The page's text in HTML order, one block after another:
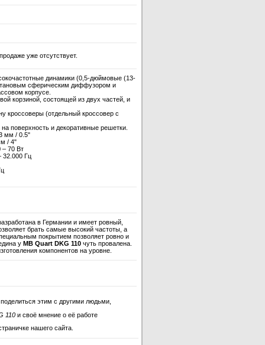
уже отсутствует.
динамики (0,5-дюймовые (13-
сферическим диффузором и
корпусе.
корзиной, состоящей из двух частей, и
кроссоверы (отдельный кроссовер с
поверхность и декоративные решетки.
мм / 0.5"
/ 4"
– 70 Вт
32.000 Гц
в Германии и имеет ровный,
брать самые высокий частоты, а
покрытием позволяет ровно и
у MB Quart DKG 110 чуть провалена.
компонентов на уровне.
этим с другими людьми,
110и своё мнение о её работе
нашего сайта.